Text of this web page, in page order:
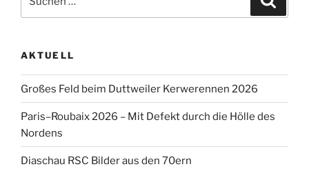
Cup
nach:
AKTUELL
Großes Feld beim Duttweiler Kerwerennen 2026
Paris–Roubaix 2026 – Mit Defekt durch die Hölle des
Nordens
Diaschau RSC Bilder aus den 70ern